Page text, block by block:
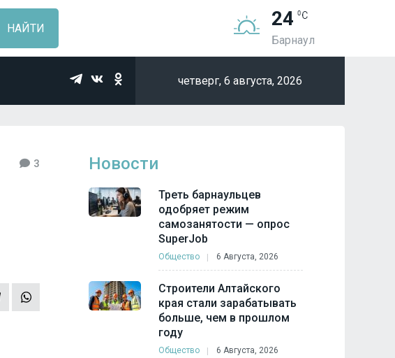
24
Барнаул
четверг, 6 августа, 2026
3 Новости
Треть барнаульцев
одобряет режим
самозанятости — опрос
SuperJob
Общество 6 Августа, 2026
Строители Алтайского
края стали зарабатывать
больше, чем в прошлом
году
Общество 6 Августа, 2026